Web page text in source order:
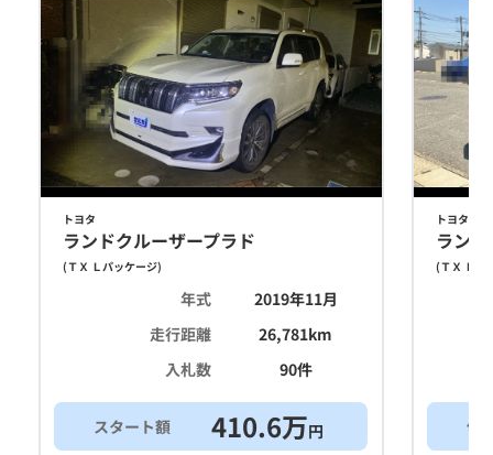
トヨタ
ランドクルーザープラド
(ＴＸ Ｌパッケージ)
年式
2019年11月
走行距離
26,781km
入札数
90件
スタート額 410.6万円
トヨタ
ラン
(ＴＸ Ｌパ
他